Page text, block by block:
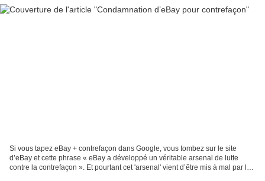
Si vous tapez eBay + contrefaçon dans Google, vous tombez sur le site
d’eBay et cette phrase « eBay a développé un véritable arsenal de lutte
contre la contrefaçon ». Et pourtant cet 'arsenal' vient d’être mis à mal par le